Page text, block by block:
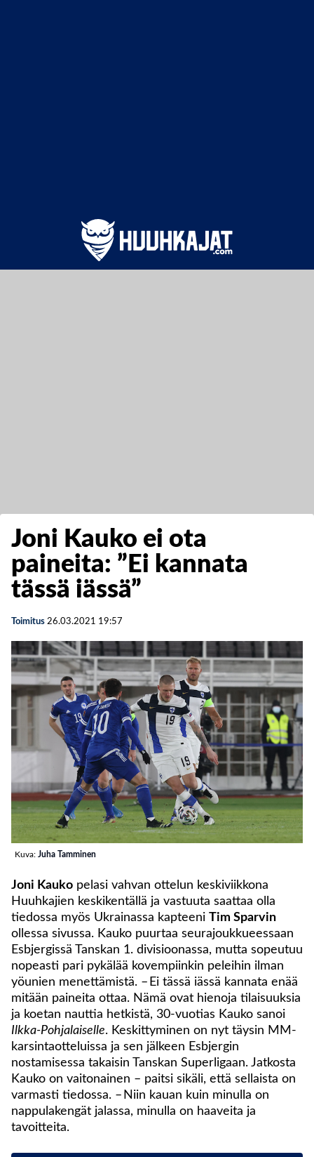
Joni Kauko ei ota
paineita: ”Ei kannata
tässä iässä”
Toimitus 26.03.2021 19:57
Kuva: Juha Tamminen
Joni Kauko pelasi vahvan ottelun keskiviikkona
Huuhkajien keskikentällä ja vastuuta saattaa olla
tiedossa myös Ukrainassa kapteeni Tim Sparvin
ollessa sivussa. Kauko puurtaa seurajoukkueessaan
Esbjergissä Tanskan 1. divisioonassa, mutta sopeutuu
nopeasti pari pykälää kovempiinkin peleihin ilman
yöunien menettämistä. – Ei tässä iässä kannata enää
mitään paineita ottaa. Nämä ovat hienoja tilaisuuksia
ja koetan nauttia hetkistä, 30-vuotias Kauko sanoi
Ilkka-Pohjalaiselle. Keskittyminen on nyt täysin MM-
karsintaotteluissa ja sen jälkeen Esbjergin
nostamisessa takaisin Tanskan Superligaan. Jatkosta
Kauko on vaitonainen – paitsi sikäli, että sellaista on
varmasti tiedossa. – Niin kauan kuin minulla on
nappulakengät jalassa, minulla on haaveita ja
tavoitteita.